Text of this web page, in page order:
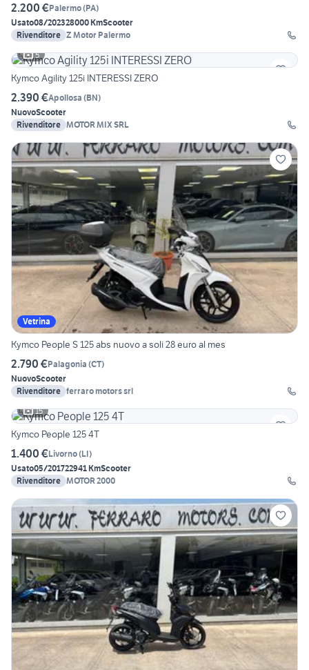
2.200 €Palermo(PA)
Usato08/202328000 KmScooter
Rivenditore Z Motor Palermo
5
Kymco Agility 125i INTERESSI ZERO
2.390 €Apollosa (BN)
NuovoScooter
Rivenditore
MOTOR MIX SRL
Vetrina
Kymco People S 125 abs nuovo a soli 28 euro al mes
2.790 €Palagonia (CT)
NuovoScooter
Rivenditore ferraro motors srl
15
Kymco People 125 4T
1.400 €Livorno(LI)
Usato05/201722941 KmScooter
Rivenditore MOTOR 2000